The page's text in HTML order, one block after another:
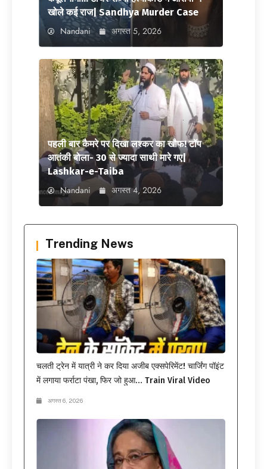
खोले कई राज| Sandhya Murder Case
Nandani अगस्त 5, 2026
पहली बार कैमरे पर दिखा लश्कर का खौफ! टॉप
आतंकी बोला- 30 से ज्यादा साथी मारे गए|
Lashkar-e-Taiba
Nandani अगस्त 4, 2026
Trending News
चलती ट्रेन में यात्री ने कर दिया अजीब एक्सपेरिमेंट! चार्जिंग पॉइंट
में लगाया फर्राटा पंखा, फिर जो हुआ… Train Viral Video
अगस्त 6, 2026